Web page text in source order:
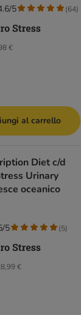
€
5 (64)
al carrello
Diet c/d
Urinary
oceanico
€
5 (5)